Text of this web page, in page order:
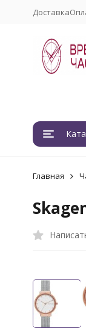
Доставка
Главная